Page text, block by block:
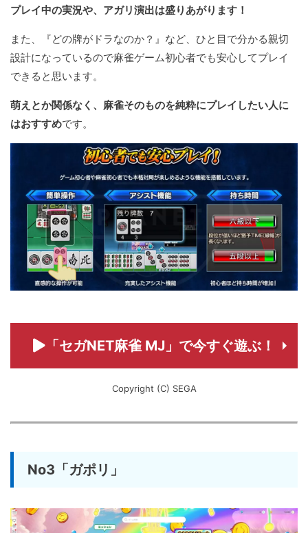
プレイ中の実況や、アガリ演出は盛りあがります！
また、『どの牌がドラなのか？』など、ひと目で分かる親切
設計になっているので麻雀ゲーム初心者でも安心してプレイ
できると思います。
萌えとか関係なく、麻雀そのものを純粋にプレイしたい人に
はおすすめです。
「セガNET麻雀 MJ」で今すぐ遊ぶ！
Copyright (C) SEGA
No3「ガポリ」